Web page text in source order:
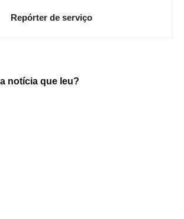
Repórter de serviço
notícia que leu?